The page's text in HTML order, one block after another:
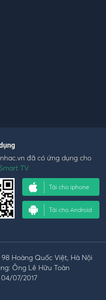
đã có ứng dụng cho
Smart TV
Tải cho iphone
Tải cho Android
Hoàng Quốc Việt, Hà Nội
Ông Lê Hữu Toàn
04/07/2017